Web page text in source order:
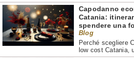
Capodanno
Catania:
spendere una
Blog
Perché scegliere
low cost Catania,